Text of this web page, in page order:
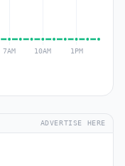
ADVERTISE HERE